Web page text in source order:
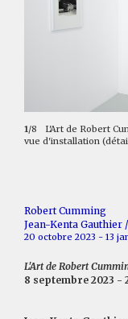
1/8
L'Art de Robert
vue d'installation
Robert Cumming
Jean-Kenta Gauthier
20 octobre 2023 - 13
L'Art de Robert
8 septembre 2023 -